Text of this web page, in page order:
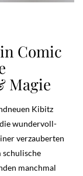
Comic
Magie
Kibitz
wundervoll-
verzauberten
schulische
manchmal